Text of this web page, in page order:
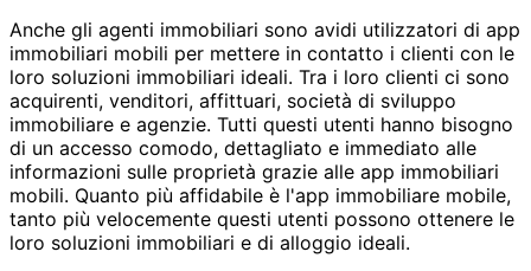
Anche gli agenti immobiliari sono avidi utilizzatori di app
immobiliari mobili per mettere in contatto i clienti con le
loro soluzioni immobiliari ideali. Tra i loro clienti ci sono
acquirenti, venditori, affittuari, società di sviluppo
immobiliare e agenzie. Tutti questi utenti hanno bisogno
di un accesso comodo, dettagliato e immediato alle
informazioni sulle proprietà grazie alle app immobiliari
mobili. Quanto più affidabile è l'app immobiliare mobile,
tanto più velocemente questi utenti possono ottenere le
loro soluzioni immobiliari e di alloggio ideali.